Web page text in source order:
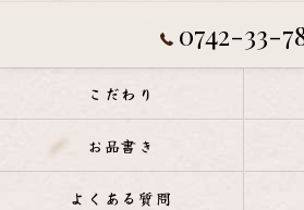
0742-33-
こだわり
お品書き
よくある質問